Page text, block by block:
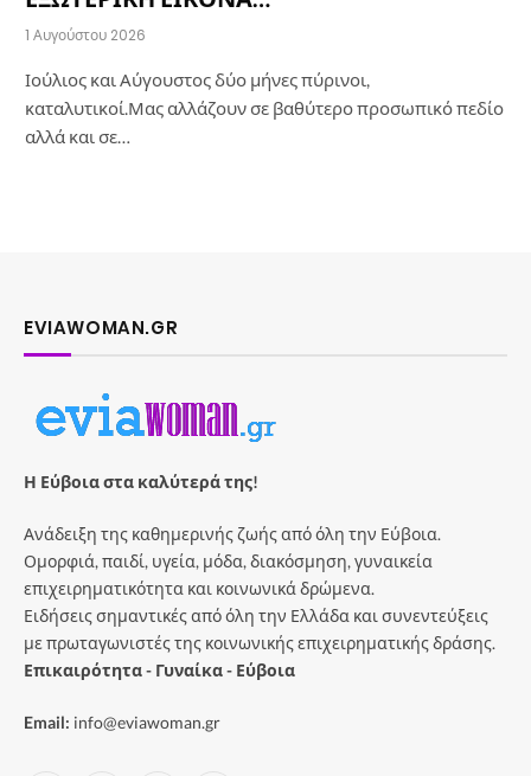
1 Αυγούστου 2026
Ιούλιος και Αύγουστος δύο μήνες πύρινοι,
καταλυτικοί.Μας αλλάζουν σε βαθύτερο προσωπικό πεδίο
αλλά και σε…
EVIAWOMAN.GR
Η Εύβοια στα καλύτερά της!
Ανάδειξη της καθημερινής ζωής από όλη την Εύβοια.
Ομορφιά, παιδί, υγεία, μόδα, διακόσμηση, γυναικεία
επιχειρηματικότητα και κοινωνικά δρώμενα.
Ειδήσεις σημαντικές από όλη την Ελλάδα και συνεντεύξεις
με πρωταγωνιστές της κοινωνικής επιχειρηματικής δράσης.
Επικαιρότητα - Γυναίκα - Εύβοια
Email: info@eviawoman.gr